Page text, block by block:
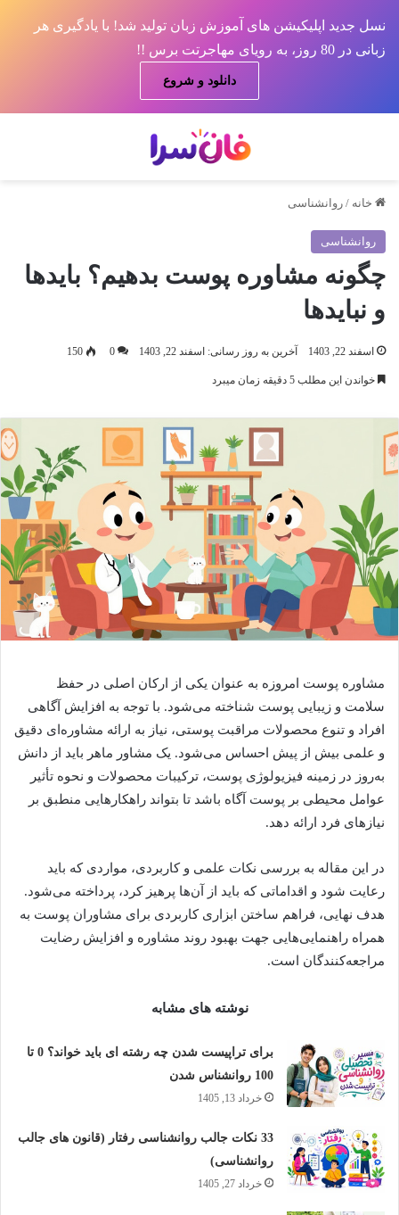
نسل جدید اپلیکیشن های آموزش زبان تولید شد! با یادگیری هر
زبانی در 80 روز، به رویای مهاجرتت برس !!
دانلود و شروع
خانه / روانشناسی
روانشناسی
چگونه مشاوره پوست بدهیم؟ بایدها
و نبایدها
اسفند 22, 1403 آخرین به روز رسانی: اسفند 22, 1403 0
150
خواندن این مطلب 5 دقیقه زمان میبرد
مشاوره پوست امروزه به عنوان یکی از ارکان اصلی در حفظ
سلامت و زیبایی پوست شناخته می‌شود. با توجه به افزایش آگاهی
افراد و تنوع محصولات مراقبت پوستی، نیاز به ارائه مشاوره‌ای دقیق
و علمی بیش از پیش احساس می‌شود. یک مشاور ماهر باید از دانش
به‌روز در زمینه فیزیولوژی پوست، ترکیبات محصولات و نحوه تأثیر
عوامل محیطی بر پوست آگاه باشد تا بتواند راهکارهایی منطبق بر
نیازهای فرد ارائه دهد.
در این مقاله به بررسی نکات علمی و کاربردی، مواردی که باید
رعایت شود و اقداماتی که باید از آن‌ها پرهیز کرد، پرداخته می‌شود.
هدف نهایی، فراهم ساختن ابزاری کاربردی برای مشاوران پوست به
همراه راهنمایی‌هایی جهت بهبود روند مشاوره و افزایش رضایت
مراجعه‌کنندگان است.
نوشته های مشابه
برای تراپیست شدن چه رشته ای باید خواند؟ 0 تا
100 روانشناس شدن
خرداد 13, 1405
33 نکات جالب روانشناسی رفتار (قانون های جالب
روانشناسی)
خرداد 27, 1405